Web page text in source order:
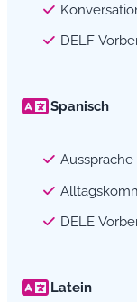
DELF
Spanisch
DELE
Latein